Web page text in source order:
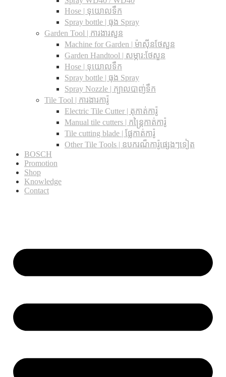
Hose | ទុយោលទឹក
Spray bottle | ធុង Spray
Garden Tool | ការងារសួន
Machine for Garden | ម៉ាស៊ីនថែសួន
Garden Handtool | សម្ភារ:ថែសួន
Hose | ទុយោលទឹក
Spray bottle | ធុង Spray
Spray Nozzle | ក្បាលបាញ់ទឹក
Tile Tool | ការងារការ៉ូ
Electric Tile Cutter | តុកាត់ការ៉ូ
Manual tile cutters | កន្ត្រៃកាត់ការ៉ូ
Tile cutting blade | ផ្លែកាត់ការ៉ូ
Other Tile Tools | ឧបករណ៏ការ៉ូផ្សេងៗទៀត
BOSCH
Promotion
Shop
Knowledge
Contact